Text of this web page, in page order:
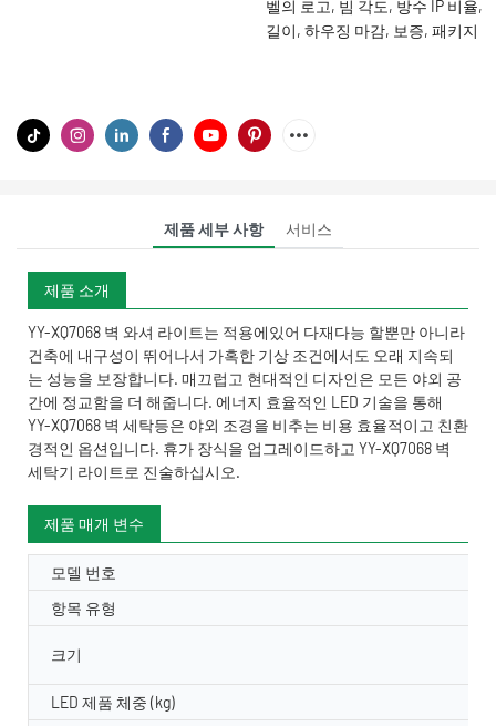
벨의 로고, 빔 각도, 방수 IP 비율,
길이, 하우징 마감, 보증, 패키지
제품 세부 사항 서비스
제품 소개
YY-XQ7068 벽 와셔 라이트는 적용에있어 다재다능 할뿐만 아니라
건축에 내구성이 뛰어나서 가혹한 기상 조건에서도 오래 지속되
는 성능을 보장합니다. 매끄럽고 현대적인 디자인은 모든 야외 공
간에 정교함을 더 해줍니다. 에너지 효율적인 LED 기술을 통해
YY-XQ7068 벽 세탁등은 야외 조경을 비추는 비용 효율적이고 친환
경적인 옵션입니다. 휴가 장식을 업그레이드하고 YY-XQ7068 벽
세탁기 라이트로 진술하십시오.
제품 매개 변수
모델 번호
항목 유형
크기
LED 제품 체중 (kg)